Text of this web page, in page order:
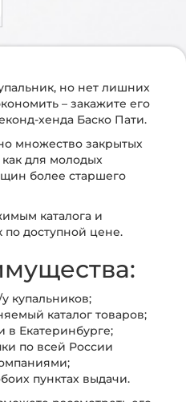
но нет лишних
– закажите его
хенда Баско Пати.
множество закрытых
для молодых
более старшего
каталога и
по доступной цене.
купальников;
каталог товаров;
в Екатеринбурге;
по всей России
пунктах выдачи.